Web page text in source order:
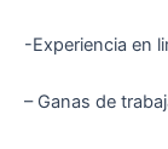
-Experiencia en
– Ganas de